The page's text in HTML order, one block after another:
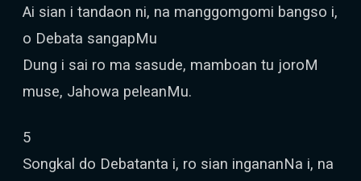
Ai sian i tandaon ni, na manggomgomi bangso i,
o Debata sangapMu
Dung i sai ro ma sasude, mamboan tu joroM
muse, Jahowa peleanMu.
5
Songkal do Debatanta i, ro sian ingananNa i, na